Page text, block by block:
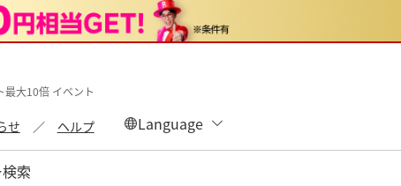
最大10倍 イベント
せ ヘルプ
索